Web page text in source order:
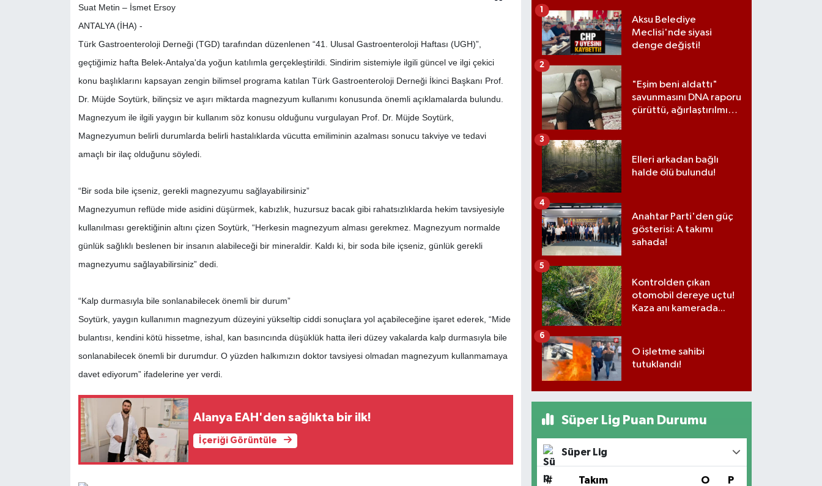
Suat Metin – İsmet Ersoy
ANTALYA (İHA) -
Türk Gastroenteroloji Derneği (TGD) tarafından düzenlenen “41. Ulusal Gastroenteroloji Haftası (UGH)”,
geçtiğimiz hafta Belek-Antalya'da yoğun katılımla gerçekleştirildi. Sindirim sistemiyle ilgili güncel ve ilgi çekici
konu başlıklarını kapsayan zengin bilimsel programa katılan Türk Gastroenteroloji Derneği İkinci Başkanı Prof.
Dr. Müjde Soytürk, bilinçsiz ve aşırı miktarda magnezyum kullanımı konusunda önemli açıklamalarda bulundu.
Magnezyum ile ilgili yaygın bir kullanım söz konusu olduğunu vurgulayan Prof. Dr. Müjde Soytürk,
Magnezyumun belirli durumlarda belirli hastalıklarda vücutta emiliminin azalması sonucu takviye ve tedavi
amaçlı bir ilaç olduğunu söyledi.
“Bir soda bile içseniz, gerekli magnezyumu sağlayabilirsiniz”
Magnezyumun reflüde mide asidini düşürmek, kabızlık, huzursuz bacak gibi rahatsızlıklarda hekim tavsiyesiyle
kullanılması gerektiğinin altını çizen Soytürk, “Herkesin magnezyum alması gerekmez. Magnezyum normalde
günlük sağlıklı beslenen bir insanın alabileceği bir mineraldir. Kaldı ki, bir soda bile içseniz, günlük gerekli
magnezyumu sağlayabilirsiniz” dedi.
“Kalp durmasıyla bile sonlanabilecek önemli bir durum”
Soytürk, yaygın kullanımın magnezyum düzeyini yükseltip ciddi sonuçlara yol açabileceğine işaret ederek, “Mide
bulantısı, kendini kötü hissetme, ishal, kan basıncında düşüklük hatta ileri düzey vakalarda kalp durmasıyla bile
sonlanabilecek önemli bir durumdur. O yüzden halkımızın doktor tavsiyesi olmadan magnezyum kullanmamaya
davet ediyorum” ifadelerine yer verdi.
Alanya EAH'den sağlıkta bir ilk!
İçeriği Görüntüle
Aksu Belediye
Meclisi'nde siyasi
denge değişti!
"Eşim beni aldattı"
savunmasını DNA raporu
çürüttü, ağırlaştırılmış
2
Elleri arkadan bağlı
halde ölü bulundu!
3
Anahtar Parti'den güç
gösterisi: A takımı
sahada!
4
Kontrolden çıkan
otomobil dereye uçtu!
Kaza anı kamerada...
5
O işletme sahibi
tutuklandı!
6
Süper Lig Puan Durumu
Süper Lig
# Takım O P